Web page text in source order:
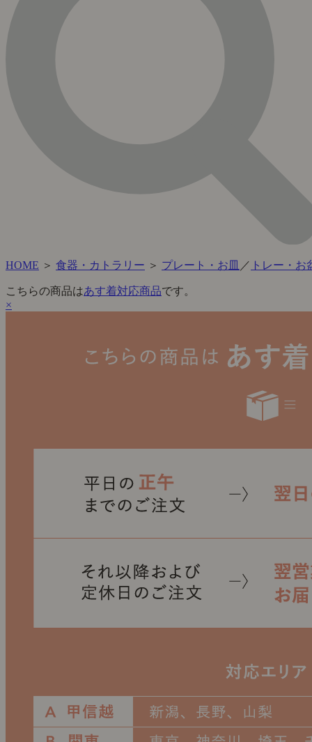
HOME ＞ 食器・カトラリー ＞ プレート・お皿 ／ トレー・お
こちらの商品はあす着対応商品です。
×